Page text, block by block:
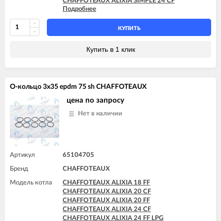
CHAFFOTEAUX TALIA SYSTEM 30 FF
CHAFFOTEAUX TALIA SYSTEM 35 FF
CHAFFOTEAUX ALIXIA SIMPLE S 18 CF
CHAFFOTEAUX ALIXIA SIMPLE S 24 CF
CHAFFOTEAUX NIAGARA C 25 CF
CHAFFOTEAUX PIGMA 25 CF
CHAFFOTEAUX TALIA 30 CF
Подробнее
КУПИТЬ
Купить в 1 клик
О-кольцо 3x35 epdm 75 sh CHAFFOTEAUX
цена по запросу
Нет в наличии
Артикул 65104705
Бренд CHAFFOTEAUX
Модель котла
CHAFFOTEAUX ALIXIA 18 FF
CHAFFOTEAUX ALIXIA 20 CF
CHAFFOTEAUX ALIXIA 20 FF
CHAFFOTEAUX ALIXIA 24 CF
CHAFFOTEAUX ALIXIA 24 FF LPG